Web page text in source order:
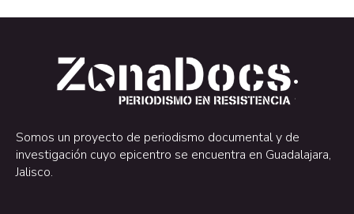
.
.
Somos un proyecto de periodismo documental y de
investigación cuyo epicentro se encuentra en Guadalajara,
Jalisco.